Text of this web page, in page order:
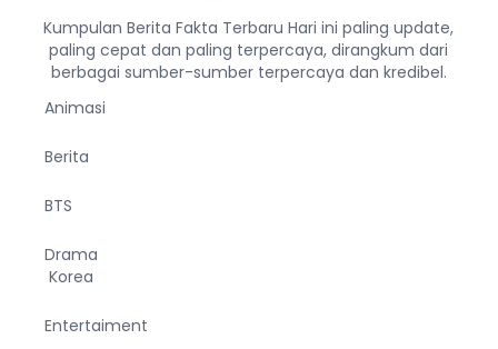
Kumpulan Berita Fakta Terbaru Hari ini paling update,
paling cepat dan paling terpercaya, dirangkum dari
berbagai sumber-sumber terpercaya dan kredibel.
Animasi
Berita
BTS
Drama
Korea
Entertaiment